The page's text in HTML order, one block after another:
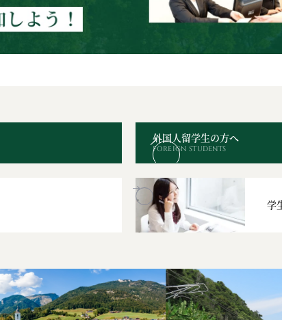
外国人留学生の方へ
FOREIGN STUDENTS
学